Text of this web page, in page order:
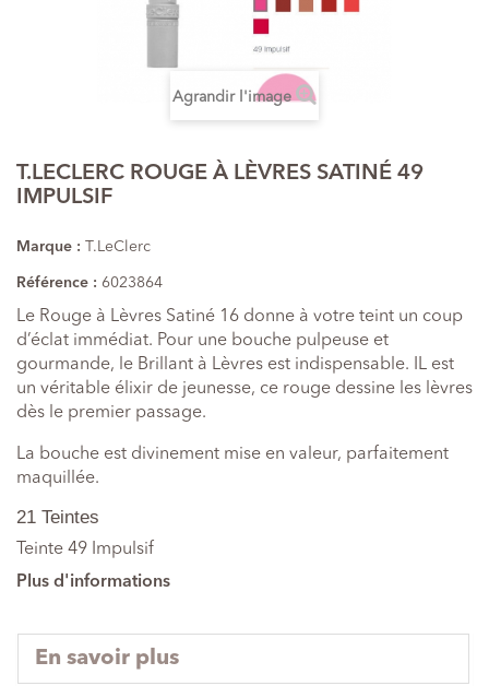
Agrandir l'image
T.LECLERC ROUGE À LÈVRES SATINÉ 49
IMPULSIF
Marque : T.LeClerc
Référence : 6023864
Le Rouge à Lèvres Satiné 16 donne à votre teint un coup
d’éclat immédiat. Pour une bouche pulpeuse et
gourmande, le Brillant à Lèvres est indispensable. IL est
un véritable élixir de jeunesse, ce rouge dessine les lèvres
dès le premier passage.
La bouche est divinement mise en valeur, parfaitement
maquillée.
21 Teintes
Teinte 49 Impulsif
Plus d'informations
En savoir plus